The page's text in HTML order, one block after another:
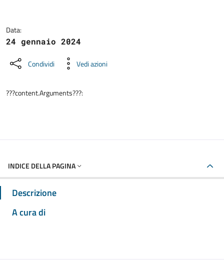
Data:
24 gennaio 2024
Condividi Vedi azioni
???content.Arguments???:
INDICE DELLA PAGINA
Descrizione
A cura di